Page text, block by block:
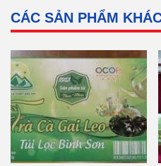
CÁC SẢN PHẨM